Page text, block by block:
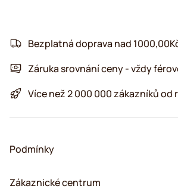
Bezplatná doprava nad
Záruka srovnání ceny - vždy
Více než 2 000 000 zákazníků od
Podmínky
Zákaznické centrum